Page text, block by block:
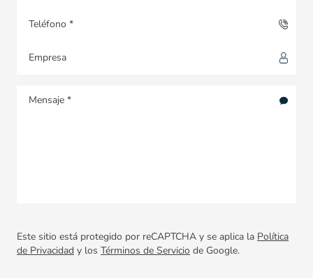
Este sitio está protegido por reCAPTCHA y se aplica la Política
de Privacidad y los Términos de Servicio de Google.